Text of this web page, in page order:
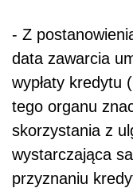
- Z
data zawarcia
wypłaty kredytu
tego organu
skorzystania z
wystarczająca
przyznaniu